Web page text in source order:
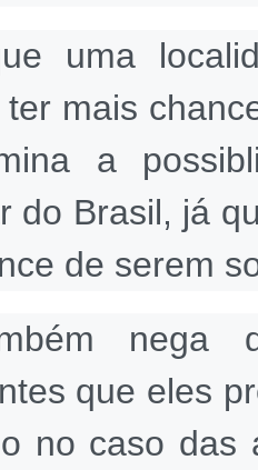
uma
mais
a
do Brasil, já
de serem
nega
que eles
no caso das